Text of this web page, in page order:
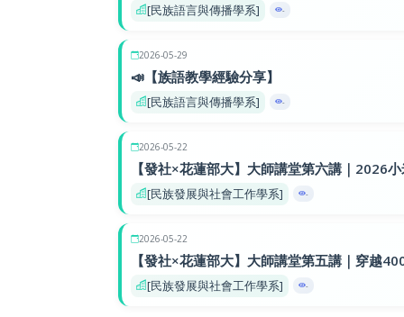
[民族語言與傳播學系] -
2026-05-29
📣【族語教學經驗分享】
[民族語言與傳播學系] -
2026-05-22
【發社×花蓮部大】大師講堂第六講｜2026
[民族發展與社會工作學系] -
2026-05-22
【發社×花蓮部大】大師講堂第五講｜穿越
[民族發展與社會工作學系] -